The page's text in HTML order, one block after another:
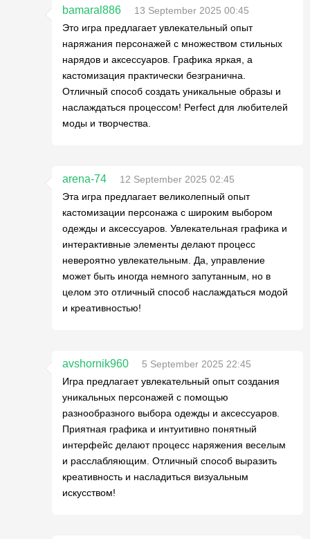
bamaral886
13 September 2025 00:45
Это игра предлагает увлекательный опыт
наряжания персонажей с множеством стильных
нарядов и аксессуаров. Графика яркая, а
кастомизация практически безгранична.
Отличный способ создать уникальные образы и
наслаждаться процессом! Perfect для любителей
моды и творчества.
arena-74
12 September 2025 02:45
Эта игра предлагает великолепный опыт
кастомизации персонажа с широким выбором
одежды и аксессуаров. Увлекательная графика и
интерактивные элементы делают процесс
невероятно увлекательным. Да, управление
может быть иногда немного запутанным, но в
целом это отличный способ наслаждаться модой
и креативностью!
avshornik960
5 September 2025 22:45
Игра предлагает увлекательный опыт создания
уникальных персонажей с помощью
разнообразного выбора одежды и аксессуаров.
Приятная графика и интуитивно понятный
интерфейс делают процесс наряжения веселым
и расслабляющим. Отличный способ выразить
креативность и насладиться визуальным
искусством!